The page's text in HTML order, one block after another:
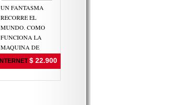
UN FANTASMA
RECORRE EL
MUNDO. COMO
FUNCIONA LA
MAQUINA DE
GUERRA REACC
STEFANONI, PABLO
INTERNET $ 22.900